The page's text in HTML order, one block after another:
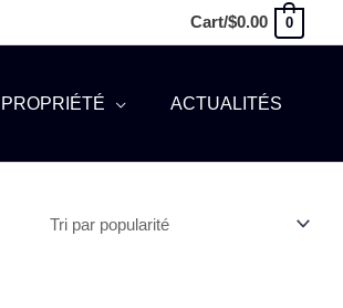
Cart/$0.00 0
PROPRIÉTÉ ACTUALITÉS